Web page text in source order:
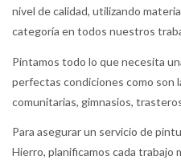
nivel de calidad, utilizando
categoría en todos nuestros
Pintamos todo lo que necesita
perfectas condiciones como son
comunitarias, gimnasios,
Para asegurar un servicio de
Hierro, planificamos cada trabajo